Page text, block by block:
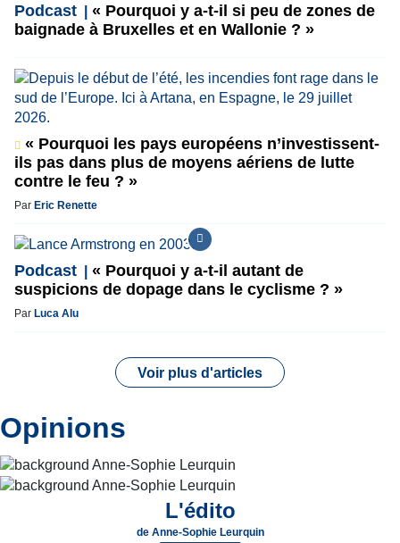
Podcast
« Pourquoi y a-t-il si peu de zones de
baignade à Bruxelles et en Wallonie ? »
« Pourquoi les pays européens n’investissent-
ils pas dans plus de moyens aériens de lutte
contre le feu ? »
Par Eric Renette
Podcast
« Pourquoi y a-t-il autant de
suspicions de dopage dans le cyclisme ? »
Par Luca Alu
Voir plus d'articles
Opinions
L'édito
de Anne-Sophie Leurquin